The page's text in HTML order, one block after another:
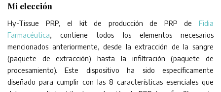
Mi elección
Hy-Tissue PRP, el kit de producción de PRP de Fidia
Farmacéutica, contiene todos los elementos necesarios
mencionados anteriormente, desde la extracción de la sangre
(paquete de extracción) hasta la infiltración (paquete de
procesamiento). Este dispositivo ha sido específicamente
diseñado para cumplir con las 8 características esenciales que